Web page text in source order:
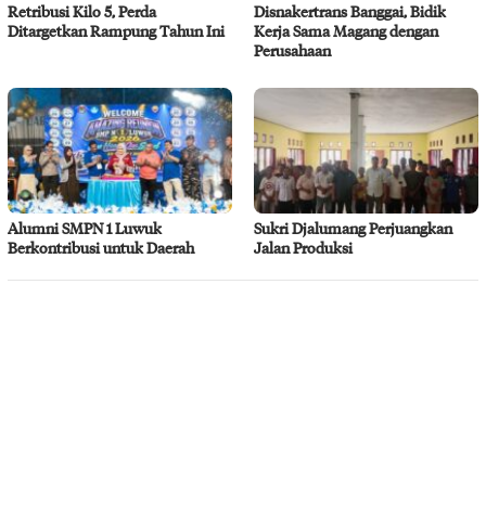
Retribusi Kilo 5, Perda
Ditargetkan Rampung Tahun Ini
Disnakertrans Banggai, Bidik
Kerja Sama Magang dengan
Perusahaan
Alumni SMPN 1 Luwuk
Berkontribusi untuk Daerah
Sukri Djalumang Perjuangkan
Jalan Produksi